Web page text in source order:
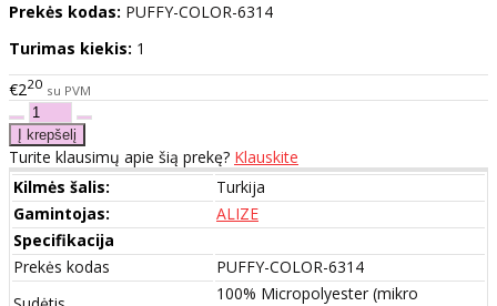
Prekės kodas: PUFFY-COLOR-6314
Turimas kiekis: 1
€220 su PVM
Turite klausimų apie šią prekę? Klauskite
Kilmės šalis:
Turkija
Gamintojas:
ALIZE
Specifikacija
Prekės kodas
PUFFY-COLOR-6314
100% Micropolyester (mikro